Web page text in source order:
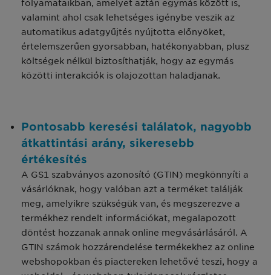
folyamataikban, amelyet aztán egymás között is,
valamint ahol csak lehetséges igénybe veszik az
automatikus adatgyűjtés nyújtotta előnyöket,
értelemszerűen gyorsabban, hatékonyabban, plusz
költségek nélkül biztosíthatják, hogy az egymás
közötti interakciók is olajozottan haladjanak.
Pontosabb keresési találatok, nagyobb
átkattintási arány, sikeresebb
értékesítés
A GS1 szabványos azonosító (GTIN) megkönnyíti a
vásárlóknak, hogy valóban azt a terméket találják
meg, amelyikre szükségük van, és megszerezve a
termékhez rendelt információkat, megalapozott
döntést hozzanak annak online megvásárlásáról. A
GTIN számok hozzárendelése termékekhez az online
webshopokban és piactereken lehetővé teszi, hogy a